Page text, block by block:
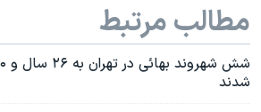
مطالب مرتبط
شدند